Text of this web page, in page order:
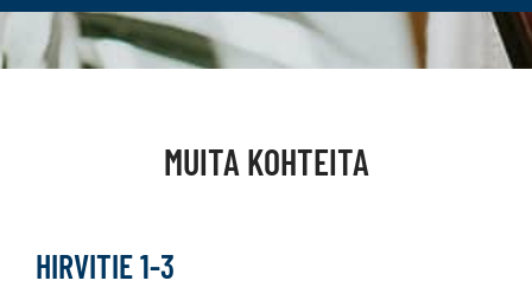
MUITA KOHTEITA
HIRVITIE 1-3